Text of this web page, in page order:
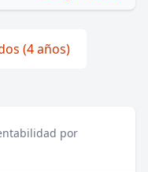
(4 años)
por